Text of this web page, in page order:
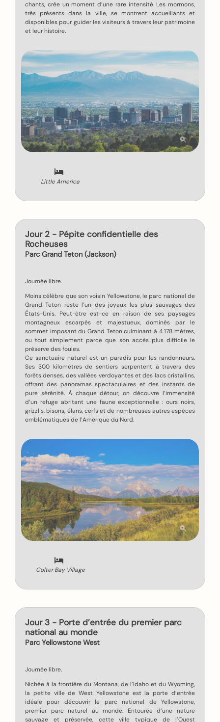
chants, crée un moment d’une rare intensité. Les mormons,
très présents dans la ville, se montrent accueillants et
disponibles pour guider les visiteurs à travers leur patrimoine
et leur histoire.
Little America
Jour 2 - Pépite confidentielle des
Rocheuses
Parc Grand Teton (Jackson)
Journée libre.
Moins célèbre que son voisin Yellowstone, le parc national de
Grand Teton reste l’un des joyaux les plus sauvages des
États-Unis. Peut-être est-ce en raison de ses paysages
montagneux escarpés et majestueux, dominés par le
sommet imposant du Grand Teton culminant à 4 178 mètres,
ou tout simplement parce que son accès plus difficile le
préserve des foules.
Ce sanctuaire naturel est un paradis pour les randonneurs.
Ses 300 kilomètres de sentiers serpentent à travers des
forêts denses, des vallées verdoyantes et des lacs cristallins,
offrant des panoramas spectaculaires et des instants de
pure sérénité. À chaque détour, on découvre l’immensité
d’un refuge abritant une faune exceptionnelle : ours noirs,
grizzlis, bisons, élans, cerfs et de nombreuses autres espèces
emblématiques de l’Amérique du Nord.
Colter Bay Village
Jour 3 - Porte d’entrée du premier parc
national au monde
Parc Yellowstone West
Journée libre.
Nichée à la frontière du Montana, de l’Idaho et du Wyoming,
la petite ville de West Yellowstone est la porte d’entrée
idéale pour découvrir le parc national de Yellowstone,
premier parc naturel au monde. Entourée d’une nature
sauvage et préservée, cette ville typique de l’Ouest